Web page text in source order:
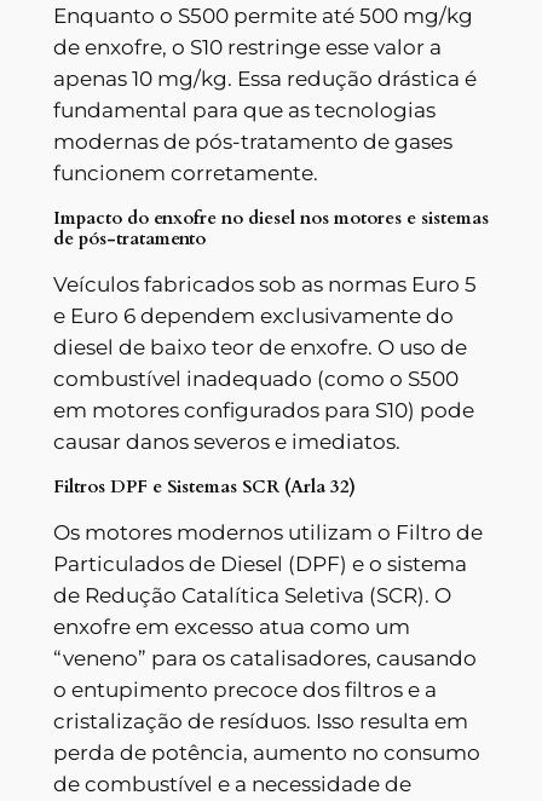
Enquanto o S500 permite até 500 mg/kg
de enxofre, o S10 restringe esse valor a
apenas 10 mg/kg. Essa redução drástica é
fundamental para que as tecnologias
modernas de pós-tratamento de gases
funcionem corretamente.
Impacto do enxofre no diesel nos motores e sistemas
de pós-tratamento
Veículos fabricados sob as normas Euro 5
e Euro 6 dependem exclusivamente do
diesel de baixo teor de enxofre. O uso de
combustível inadequado (como o S500
em motores configurados para S10) pode
causar danos severos e imediatos.
Filtros DPF e Sistemas SCR (Arla 32)
Os motores modernos utilizam o Filtro de
Particulados de Diesel (DPF) e o sistema
de Redução Catalítica Seletiva (SCR). O
enxofre em excesso atua como um
“veneno” para os catalisadores, causando
o entupimento precoce dos filtros e a
cristalização de resíduos. Isso resulta em
perda de potência, aumento no consumo
de combustível e a necessidade de